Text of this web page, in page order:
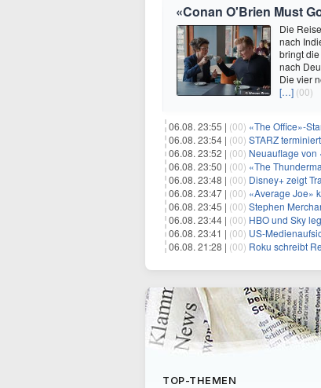
«Conan O'Brien Must
Die
nach
bringt
nach
Die vier
[…] (00)
06.08. 23:55 | (00) «The Office»-
06.08. 23:54 | (00) STARZ
06.08. 23:52 | (00) Neuauflage von
06.08. 23:50 | (00) «The
06.08. 23:48 | (00) Disney+ zeigt
06.08. 23:47 | (00) «Average Joe»
06.08. 23:45 | (00) Stephen
06.08. 23:44 | (00) HBO und Sky
06.08. 23:41 | (00) US-
06.08. 21:28 | (00) Roku schreibt
TOP-THEMEN